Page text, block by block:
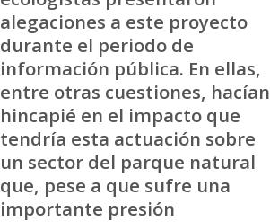
alegaciones a este proyecto
durante el periodo de
información pública. En ellas,
entre otras cuestiones, hacían
hincapié en el impacto que
tendría esta actuación sobre
un sector del parque natural
que, pese a que sufre una
importante presión